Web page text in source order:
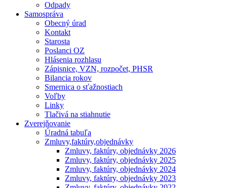
Odpady
Samospráva
Obecný úrad
Kontakt
Starosta
Poslanci OZ
Hlásenia rozhlasu
Zápisnice, VZN, rozpočet, PHSR
Bilancia rokov
Smernica o sťažnostiach
Voľby
Linky
Tlačivá na stiahnutie
Zverejňovanie
Úradná tabuľa
Zmluvy,faktúry,objednávky
Zmluvy, faktúry, objednávky 2026
Zmluvy, faktúry, objednávky 2025
Zmluvy, faktúry, objednávky 2024
Zmluvy, faktúry, objednávky 2023